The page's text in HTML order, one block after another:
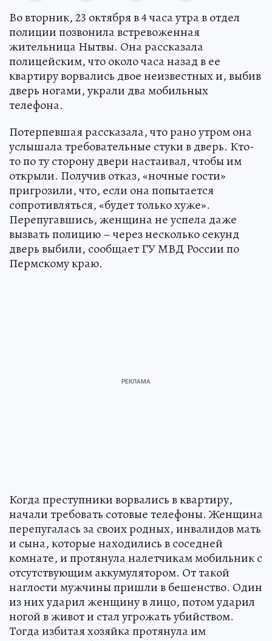
Во вторник, 23 октября в 4 часа утра в отдел
полиции позвонила встревоженная
жительница Нытвы. Она рассказала
полицейским, что около часа назад в ее
квартиру ворвались двое неизвестных и, выбив
дверь ногами, украли два мобильных
телефона.
Потерпевшая рассказала, что рано утром она
услышала требовательные стуки в дверь. Кто-
то по ту сторону двери настаивал, чтобы им
открыли. Получив отказ, «ночные гости»
пригрозили, что, если она попытается
сопротивляться, «будет только хуже».
Перепугавшись, женщина не успела даже
вызвать полицию – через несколько секунд
дверь выбили, сообщает ГУ МВД России по
Пермскому краю.
Когда преступники ворвались в квартиру,
начали требовать сотовые телефоны. Женщина
перепугалась за своих родных, инвалидов мать
и сына, которые находились в соседней
комнате, и протянула налетчикам мобильник с
отсутствующим аккумулятором. От такой
наглости мужчины пришли в бешенство. Один
из них ударил женщину в лицо, потом ударил
ногой в живот и стал угрожать убийством.
Тогда избитая хозяйка протянула им